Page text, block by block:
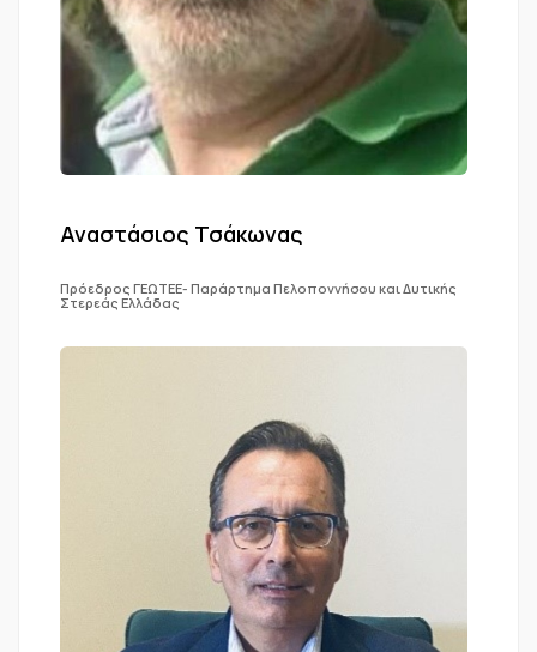
Αναστάσιος Τσάκωνας
Πρόεδρος ΓΕΩΤΕΕ- Παράρτημα Πελοποννήσου και Δυτικής
Στερεάς Ελλάδας